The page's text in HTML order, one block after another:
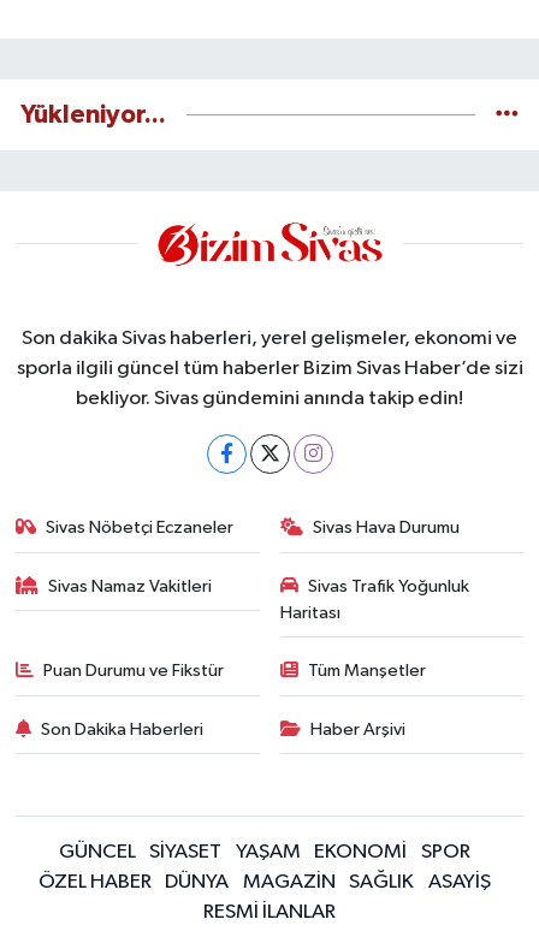
Yükleniyor...
Son dakika Sivas haberleri, yerel gelişmeler, ekonomi ve
sporla ilgili güncel tüm haberler Bizim Sivas Haber’de sizi
bekliyor. Sivas gündemini anında takip edin!
Sivas Nöbetçi Eczaneler Sivas Hava Durumu
Sivas Namaz Vakitleri
Sivas Trafik Yoğunluk
Haritası
Puan Durumu ve Fikstür Tüm Manşetler
Son Dakika Haberleri Haber Arşivi
GÜNCEL SİYASET YAŞAM EKONOMİ
SPOR
ÖZEL HABER
DÜNYA MAGAZİN SAĞLIK
ASAYİŞ
RESMİ İLANLAR